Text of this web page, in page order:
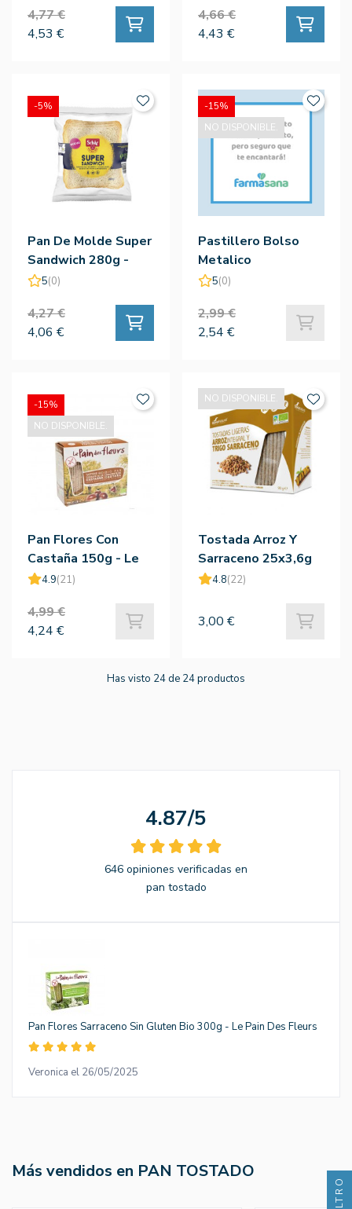
4,77 €
4,53 €
4,66 €
4,43 €
Pan De Molde Super
Sandwich 280g -
Schar
5(0)
4,27 €
4,06 €
-5%
Pastillero Bolso
Metalico
5(0)
2,99 €
2,54 €
-15%
NO DISPONIBLE.
Pan Flores Con
Castaña 150g - Le
Pain Des Fleurs
4.9(21)
4,99 €
4,24 €
-15%
NO DISPONIBLE.
Tostada Arroz Y
Sarraceno 25x3,6g
4.8(22)
3,00 €
NO DISPONIBLE.
Has visto 24 de 24 productos
4.87/5
646 opiniones verificadas en
pan tostado
Pan Flores Sarraceno Sin Gluten Bio 300g - Le Pain Des Fleurs
Veronica el 26/05/2025
Más vendidos en PAN TOSTADO
FILTRO